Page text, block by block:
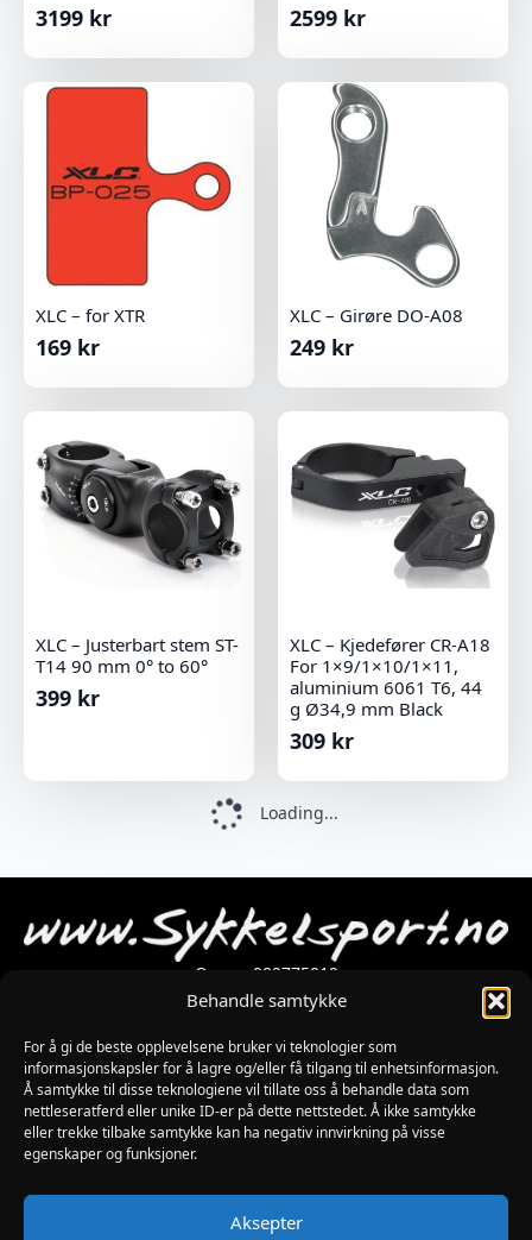
Behandle samtykke
For å gi de beste opplevelsene bruker vi teknologier som
informasjonskapsler for å lagre og/eller få tilgang til enhetsinformasjon.
Å samtykke til disse teknologiene vil tillate oss å behandle data som
nettleseratferd eller unike ID-er på dette nettstedet. Å ikke samtykke
eller trekke tilbake samtykke kan ha negativ innvirkning på visse
egenskaper og funksjoner.
Aksepter
3199 kr 2599 kr
XLC – for XTR
169 kr
XLC – Girøre DO-A08
249 kr
XLC – Justerbart stem ST-
T14 90 mm 0° to 60°
399 kr
XLC – Kjedefører CR-A18
For 1×9/1×10/1×11,
aluminium 6061 T6, 44
g Ø34,9 mm Black
309 kr
Loading...
Org.nr 982775019
Blødekjær 26
4838 arendal
tlf 37 02 39 60
Kontaktskjema
Åpningstider
MANDAG-FREDAG: 09:00-17:00
LØRDAG: 10:00-15:00
SØNDAG: STENGT